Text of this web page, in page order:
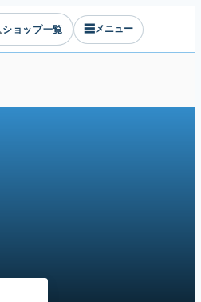
ショップ一覧 ☰メニュー